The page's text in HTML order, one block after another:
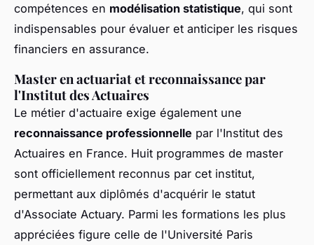
compétences en modélisation statistique, qui sont
indispensables pour évaluer et anticiper les risques
financiers en assurance.
Master en actuariat et reconnaissance par
l'Institut des Actuaires
Le métier d'actuaire exige également une
reconnaissance professionnelle par l'Institut des
Actuaires en France. Huit programmes de master
sont officiellement reconnus par cet institut,
permettant aux diplômés d'acquérir le statut
d'Associate Actuary. Parmi les formations les plus
appréciées figure celle de l'Université Paris